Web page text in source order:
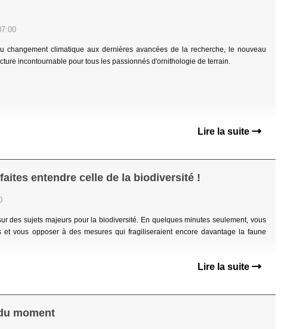
changement climatique aux dernières avancées de la recherche, le nouveau
incontournable pour tous les passionnés d'ornithologie de terrain.
Lire la suite
entendre celle de la biodiversité !
des sujets majeurs pour la biodiversité. En quelques minutes seulement, vous
vous opposer à des mesures qui fragiliseraient encore davantage la faune
Lire la suite
moment